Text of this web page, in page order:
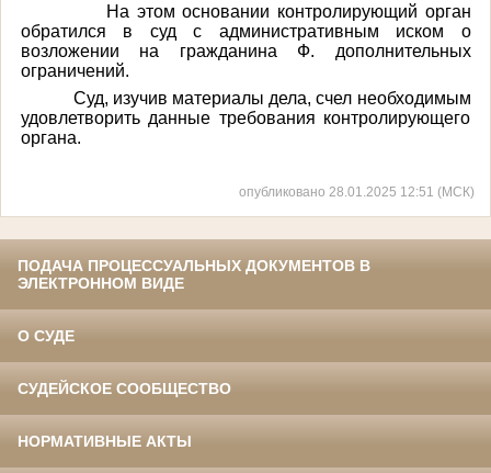
На этом основании контролирующий орган
обратился в суд с административным иском о
возложении на гражданина Ф. дополнительных
ограничений.
Суд, изучив материалы дела, счел необходимым
удовлетворить данные требования контролирующего
органа.
опубликовано 28.01.2025 12:51 (МСК)
ПОДАЧА ПРОЦЕССУАЛЬНЫХ ДОКУМЕНТОВ В
ЭЛЕКТРОННОМ ВИДЕ
О СУДЕ
СУДЕЙСКОЕ СООБЩЕСТВО
НОРМАТИВНЫЕ АКТЫ